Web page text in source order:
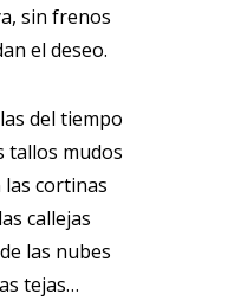
sin frenos
el deseo.
del tiempo
tallos mudos
cortinas
callejas
las nubes
tejas…